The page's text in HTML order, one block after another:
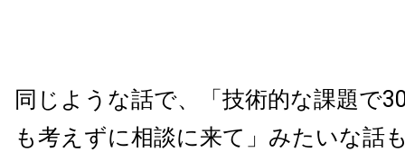
同じような話で、「技術的な課題で
も考えずに相談に来て」みたいな話